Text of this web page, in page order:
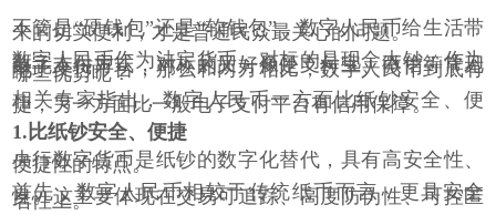
不管是“硬钱包”还是“软钱包”，数字人民币给生活带
来的切实便利，才是普通民众最关心的问题。
数字人民币作为法定货币，对标的是现金大钞；作为
数字支付方式，对标的又好像是支付宝、微信等常见
电子支付平台，那么和两方相比，数字人民币到底有
哪些优势呢？
相关专家指出，数字人民币一方面比纸钞安全、便
捷，另一方面比一般电子支付平台有信用保障。
1. 比纸钞安全、便捷
央行数字货币是纸钞的数字化替代，具有高安全性、
便捷性的特点。
首先，数字人民币相较于传统纸币而言，更具安全
性。这主要体现在交易可追踪、高度防伪性、可控匿
名性上。